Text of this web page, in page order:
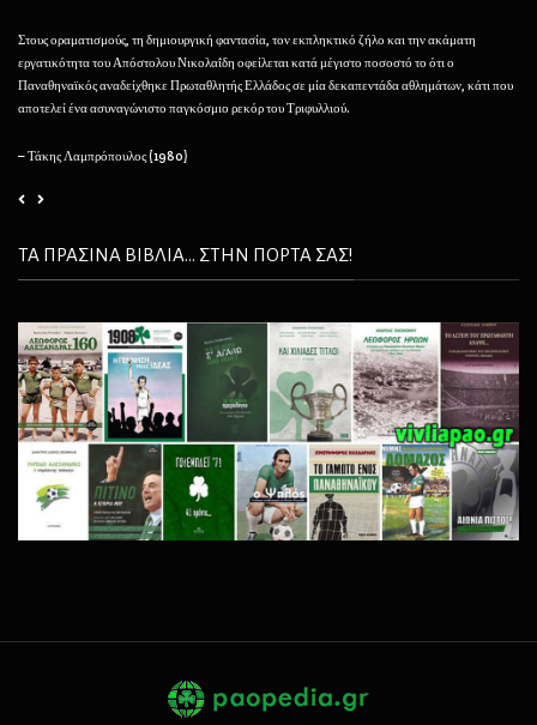
Στους οραματισμούς, τη δημιουργική φαντασία, τον εκπληκτικό ζήλο και την ακάματη
εργατικότητα του Απόστολου Νικολαΐδη οφείλεται κατά μέγιστο ποσοστό το ότι ο
Παναθηναϊκός αναδείχθηκε Πρωταθλητής Ελλάδος σε μία δεκαπεντάδα αθλημάτων, κάτι που
αποτελεί ένα ασυναγώνιστο παγκόσμιο ρεκόρ του Τριφυλλιού.
– Τάκης Λαμπρόπουλος (1980)
ΤΑ ΠΡΑΣΙΝΑ ΒΙΒΛΙΑ... ΣΤΗΝ ΠΟΡΤΑ ΣΑΣ!